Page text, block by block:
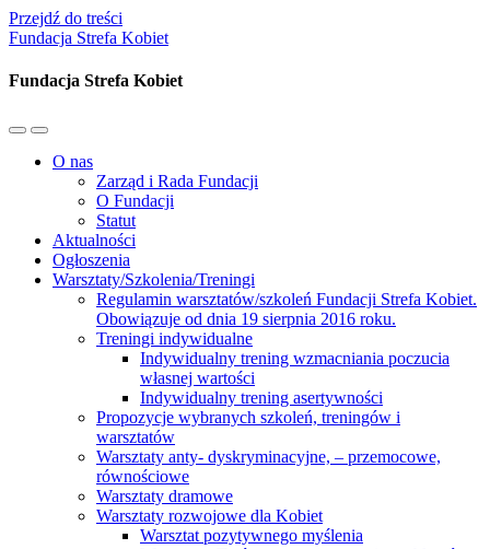
Przejdź do treści
Fundacja Strefa Kobiet
Fundacja Strefa Kobiet
Przełącz
mobilne
Przełącz
pole
wyszukiwania
O nas
Zarząd i Rada Fundacji
O Fundacji
Statut
Aktualności
Ogłoszenia
Warsztaty/Szkolenia/Treningi
Regulamin warsztatów/szkoleń Fundacji Strefa Kobiet.
Obowiązuje od dnia 19 sierpnia 2016 roku.
Treningi indywidualne
Indywidualny trening wzmacniania poczucia
własnej wartości
Indywidualny trening asertywności
Propozycje wybranych szkoleń, treningów i
warsztatów
Warsztaty anty- dyskryminacyjne, – przemocowe,
równościowe
Warsztaty dramowe
Warsztaty rozwojowe dla Kobiet
Warsztat pozytywnego myślenia